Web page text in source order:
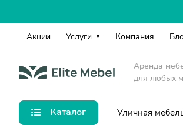
Акции Услуги Компания
Аренда
для любых
Каталог Уличная